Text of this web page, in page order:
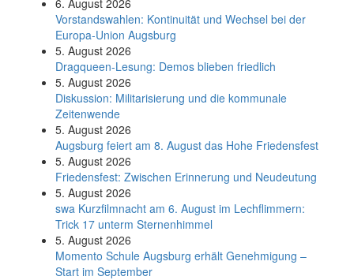
6. August 2026
Vorstandswahlen: Kontinuität und Wechsel bei der
Europa-Union Augsburg
5. August 2026
Dragqueen-Lesung: Demos blieben friedlich
5. August 2026
Diskussion: Mi­li­ta­ri­sie­rung und die kommunale
Zeitenwende
5. August 2026
Augsburg feiert am 8. August das Hohe Friedensfest
5. August 2026
Friedensfest: Zwischen Erinnerung und Neudeutung
5. August 2026
swa Kurz­film­nacht am 6. August im Lech­flim­mern:
Trick 17 unterm Sternen­himmel
5. August 2026
Momento Schule Augsburg erhält Genehmigung –
Start im September